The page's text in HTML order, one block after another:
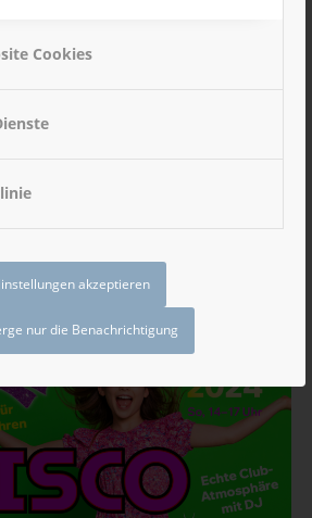
Cookies
akzeptieren
nur die Benachrichtigung
11Uhr und 15Uhr